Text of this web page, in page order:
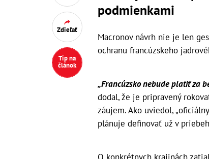
Zdieľať
Tip na
článok
podmienkami
Macronov návrh nie je len
ochranu francúzskeho
„Francúzsko nebude platiť za
dodal, že je pripravený
záujem. Ako uviedol,
plánuje definovať už v
O konkrétnych krajinách